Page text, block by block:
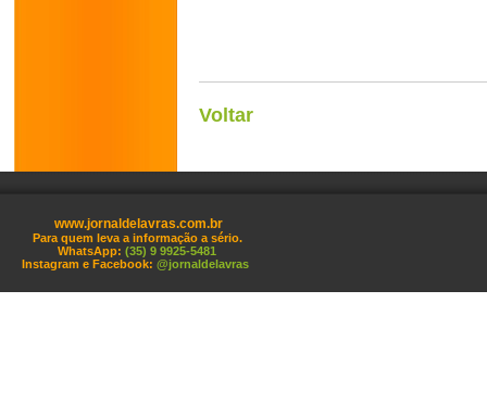
Voltar
www.jornaldelavras.com.br
Para quem leva a informação a sério.
WhatsApp: (35) 9 9925-5481
Instagram e Facebook: @jornaldelavras